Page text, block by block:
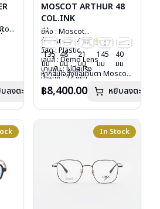
ลงตะกร้า
MOSCOT ARTHUR 48
COL.INK
ยี่ห้อ : Moscot
รุ่น : Arthur 48Col.ink
วัสดุ : Plastic
เลนส์ : Demo Lens
บานพับ : ไม่มีสปริง
น้ำหนัก : 24 กรัม
อุปกรณ์ : กล่องแว่น, กล่อง
กระดาษ, ผ้าเช็ดแว่น
การรับประกัน : 1 ปี
135
มม
48
มม
21
มม
145
มม
40
มม
หากสนใจสั่งชื้อแว่นตา Moscot
ลงไว้กรุณาติดต่อเราคลิก
฿8,400.00 หยิบลงตะกร้า
In Stock